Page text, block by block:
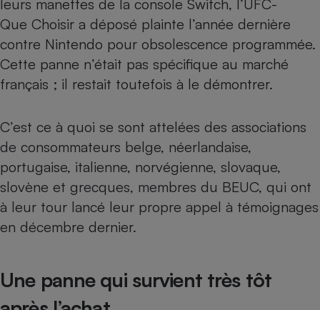
leurs manettes de la console Switch, l’UFC-
Que Choisir a déposé plainte l’année dernière
contre Nintendo pour obsolescence programmée.
Cette panne n’était pas spécifique au marché
français ; il restait toutefois à le démontrer.
C’est ce à quoi se sont attelées des associations
de consommateurs belge, néerlandaise,
portugaise, italienne, norvégienne, slovaque,
slovène et grecques, membres du BEUC, qui ont
à leur tour lancé leur propre appel à témoignages
en décembre dernier.
Une panne qui survient très tôt
Complément
alimentaire
Assurance emprunteur
Banque
Petit électroménager -
Lave-linge
Téléviseur
Radiateur électrique
Mutuelle
Antimoustique